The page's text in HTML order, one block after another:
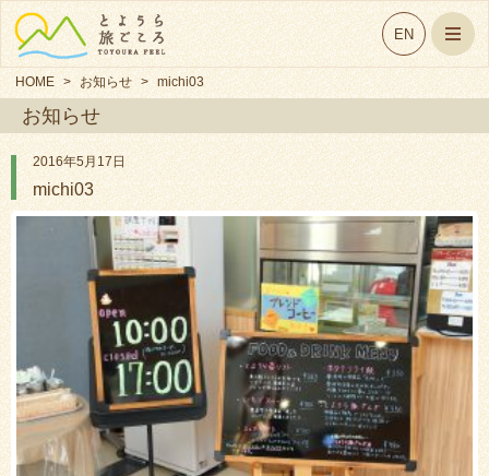
EN
HOME > お知らせ > michi03
お知らせ
2016年5月17日
michi03